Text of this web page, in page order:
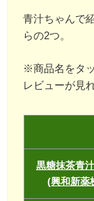
青汁ちゃんで
らの2つ。
※商品名をタ
レビューが見
黒糖抹茶青
(興和新薬